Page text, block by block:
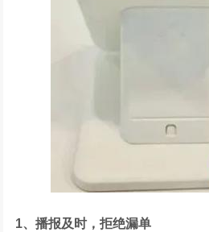
1、播报及时，拒绝漏单